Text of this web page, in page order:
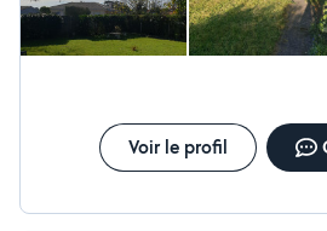
Voir le profil